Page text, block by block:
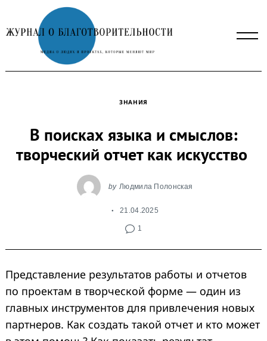
to
content
ЗНАНИЯ
В поисках языка и смыслов:
творческий отчет как искусство
by Людмила Полонская
21.04.2025
1
Представление результатов работы и отчетов
по проектам в творческой форме — один из
главных инструментов для привлечения новых
партнеров. Как создать такой отчет и кто может